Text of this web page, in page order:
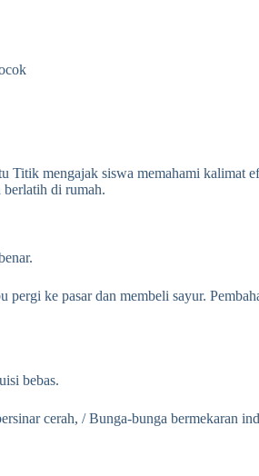
Titik mengajak siswa memahami kalimat
berlatih di rumah.
ke pasar dan membeli sayur.
bebas.
cerah, / Bunga-bunga bermekaran